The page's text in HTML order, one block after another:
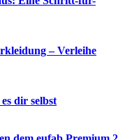
– Verleihe
dir selbst